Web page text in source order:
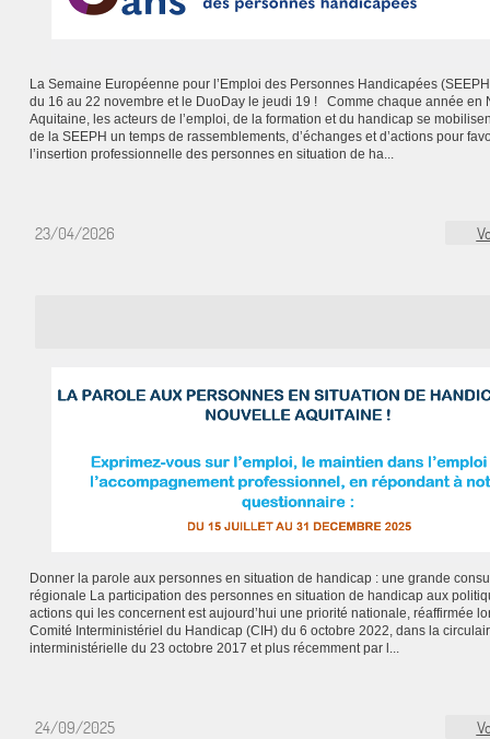
La Semaine Européenne pour l’Emploi des Personnes Handicapées
du 16 au 22 novembre et le DuoDay le jeudi 19 ! Comme chaque année en
Aquitaine, les acteurs de l’emploi, de la formation et du handicap se
de la SEEPH un temps de rassemblements, d’échanges et d’actions pour
l’insertion professionnelle des personnes en situation de ha...
23/04/2026
Donner la parole aux personnes en situation de handicap : une grande
régionale La participation des personnes en situation de handicap aux
actions qui les concernent est aujourd’hui une priorité nationale, réaffirmée
Comité Interministériel du Handicap (CIH) du 6 octobre 2022, dans la
interministérielle du 23 octobre 2017 et plus récemment par l...
24/09/2025